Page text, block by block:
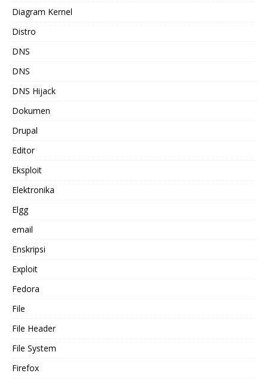
Diagram Kernel
Distro
DNS
DNS
DNS Hijack
Dokumen
Drupal
Editor
Eksploit
Elektronika
Elgg
email
Enskripsi
Exploit
Fedora
File
File Header
File System
Firefox